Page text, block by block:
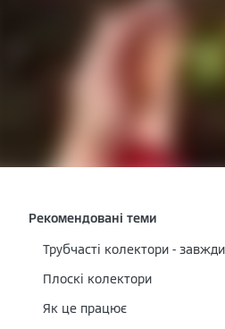
Рекомендовані теми
Трубчасті колектори -
Плоскі колектори
Як це працює